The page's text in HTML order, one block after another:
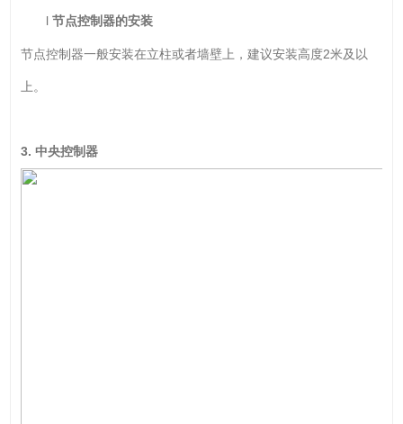
l 节点控制器的安装
节点控制器一般安装在立柱或者墙壁上，建议安装高度2米及以
上。
3. 中央控制器